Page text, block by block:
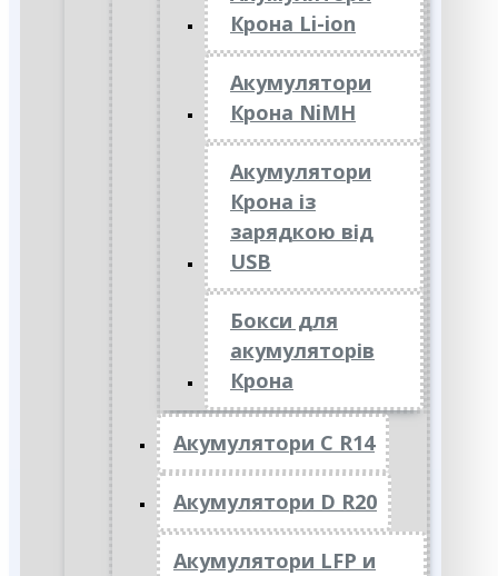
Крона Li-ion
Акумулятори
Крона NiMH
Акумулятори
Крона із
зарядкою від
USB
Бокси для
акумуляторів
Крона
Акумулятори C R14
Акумулятори D R20
Акумулятори LFP и